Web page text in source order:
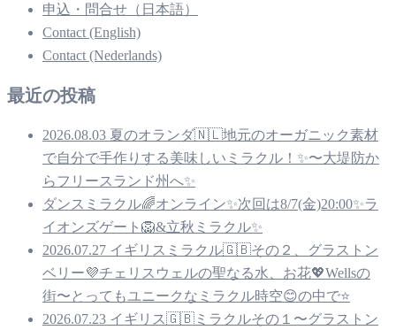
申込・問合せ（日本語）
Contact (English)
Contact (Nederlands)
最近の投稿
2026.08.03 夏のオランダ🇳🇱地元のオーガニック素材
で自分で手作りする美味しいミラクル！✨〜大堤防か
らフリースランド州へ✨
ダンスミラクル🌈オンライン✨次回は8/7(金)20:00✨ラ
イオンズゲート🦁&立秋ミラクル✨
2026.07.27 イギリスミラクル🇬🇧その２、グラストン
ベリー💜チェリスウェルの聖なる水、お花💖Wellsの
街〜とってもユニークなミラクル時空😊の中で⭐️
2026.07.23 イギリス🇬🇧ミラクルその１〜グラストン